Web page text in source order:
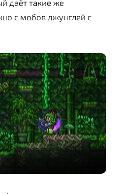
даёт такие же
с мобов джунглей с